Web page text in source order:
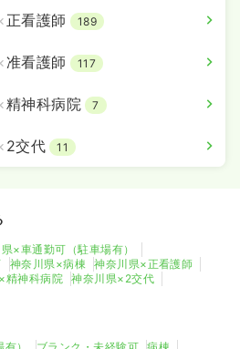
正看護師 189
准看護師 117
精神科病院 7
2交代 11
×車通勤可（駐車場有）
神奈川県×病棟
神奈川県×正看護師
精神科病院 神奈川県×2交代